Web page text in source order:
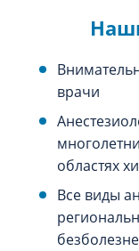
врачи
областях
Все виды